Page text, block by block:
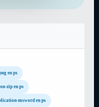
en ps
zip en ps
msword en ps